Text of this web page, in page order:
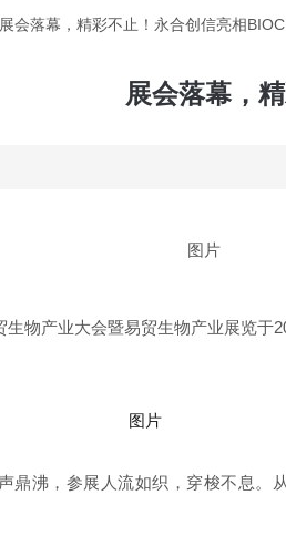
会落幕，精彩不止！永合创信亮相
展会落幕，
物产业大会暨易贸生物产业展览于
鼎沸，参展人流如织，穿梭不息。